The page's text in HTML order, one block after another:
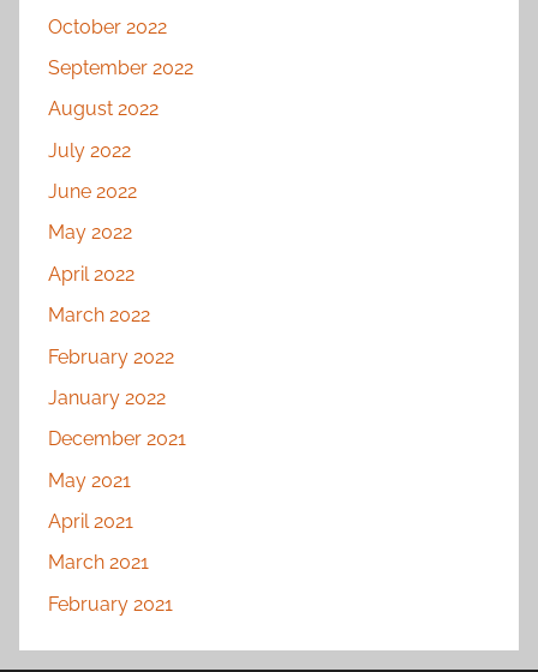
October 2022
September 2022
August 2022
July 2022
June 2022
May 2022
April 2022
March 2022
February 2022
January 2022
December 2021
May 2021
April 2021
March 2021
February 2021